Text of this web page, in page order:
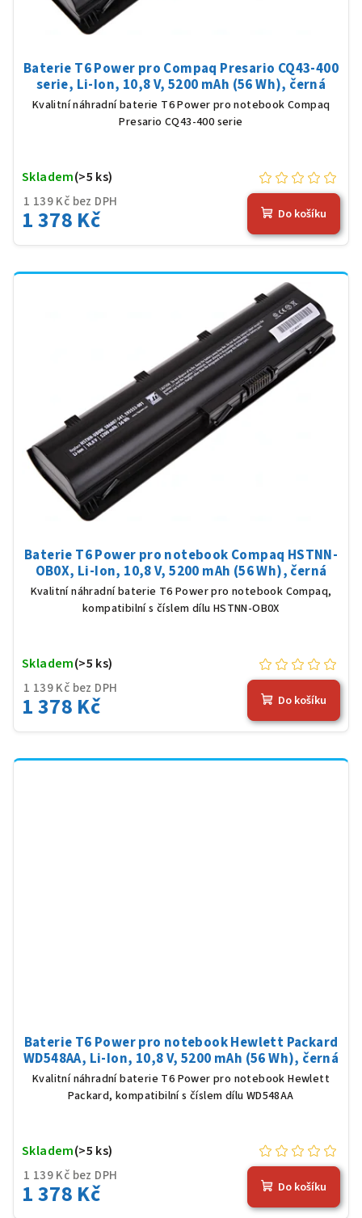
Baterie T6 Power pro Compaq Presario CQ43-400
serie, Li-Ion, 10,8 V, 5200 mAh (56 Wh), černá
Kvalitní náhradní baterie T6 Power pro notebook Compaq
Presario CQ43-400 serie
1 139 Kč bez DPH
1 378 Kč
Skladem(>5 ks)
Do košíku
Baterie T6 Power pro notebook Compaq HSTNN-
OB0X, Li-Ion, 10,8 V, 5200 mAh (56 Wh), černá
Kvalitní náhradní baterie T6 Power pro notebook Compaq,
kompatibilní s číslem dílu HSTNN-OB0X
1 139 Kč bez DPH
1 378 Kč
Skladem(>5 ks)
Do košíku
Baterie T6 Power pro notebook Hewlett Packard
WD548AA, Li-Ion, 10,8 V, 5200 mAh (56 Wh), černá
Kvalitní náhradní baterie T6 Power pro notebook Hewlett
Packard, kompatibilní s číslem dílu WD548AA
1 139 Kč bez DPH
1 378 Kč
Skladem(>5 ks)
Do košíku